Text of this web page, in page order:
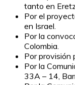
tanto en
Por el
en Israel.
Por la
Colombia.
Por provisión
Por la
33A – 14,